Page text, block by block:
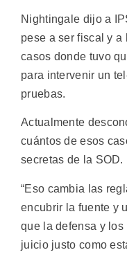
Nightingale dijo a
pese a ser fiscal y a
casos donde tuvo
para intervenir un
pruebas.
Actualmente
cuántos de esos
secretas de la SOD.
“Eso cambia las
encubrir la fuente y
que la defensa y
juicio justo como